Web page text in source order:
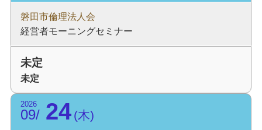
磐田市倫理法人会
経営者モーニングセミナー
未定
未定
2026
09 24 木